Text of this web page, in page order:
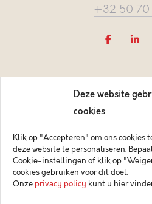
Deze website
cookies
Klik op "Accepteren" om ons cookies
deze website te personaliseren.
Cookie-instellingen of klik op
cookies gebruiken voor dit doel.
Onze privacy policy kunt u hier
+32 50 70
Vastgoedmakelaar-
Ondernemingsnummer BTW-
borgstelling via NV AXA